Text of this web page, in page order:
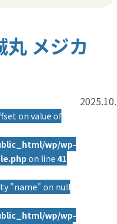
メジカ
on value of
wp/wp-
on line41
"name" on null
wp/wp-